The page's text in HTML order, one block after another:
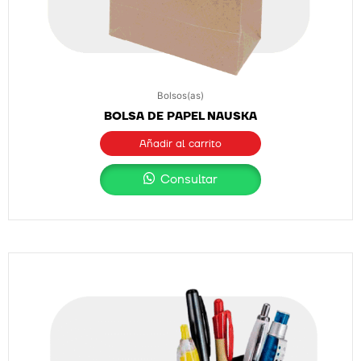
Bolsos(as)
BOLSA DE PAPEL NAUSKA
Añadir al carrito
Consultar